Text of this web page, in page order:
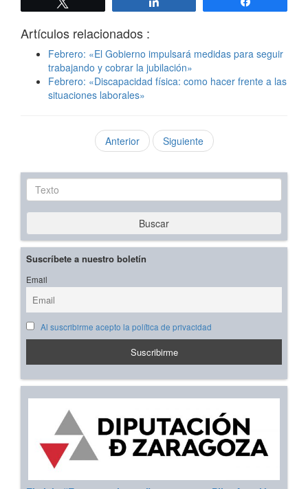
Artículos relacionados :
Febrero: «El Gobierno impulsará medidas para seguir
trabajando y cobrar la jubilación»
Febrero: «Discapacidad física: como hacer frente a las
situaciones laborales»
Anterior Siguiente
Texto
Buscar
Suscríbete a nuestro boletín
Email
Al suscribirme acepto la política de privacidad